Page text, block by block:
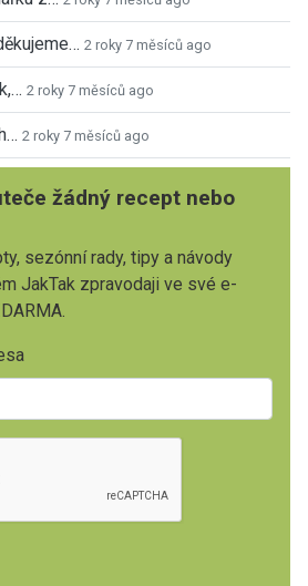
2 roky 7 měsíců ago
2 roky 7 měsíců ago
2 roky 7 měsíců ago
žádný recept nebo
sezónní rady, tipy a návody
JakTak zpravodaji ve své e-